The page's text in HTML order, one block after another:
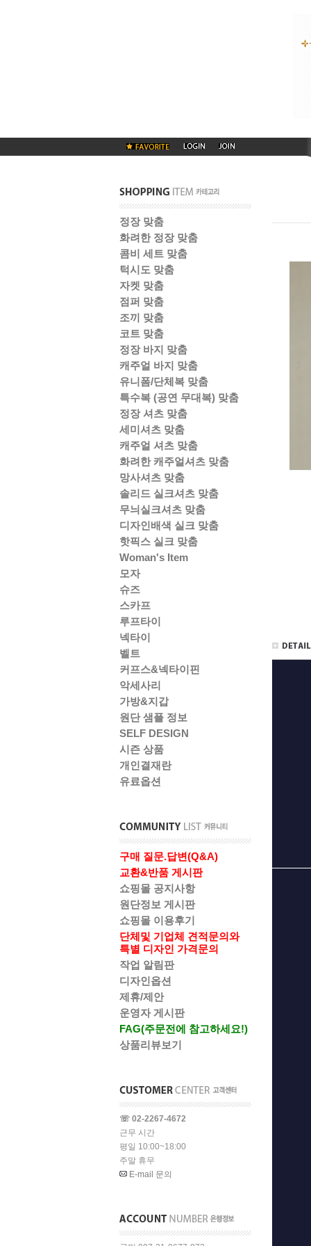
정장 맞춤
화려한 정장 맞춤
콤비 세트 맞춤
턱시도 맞춤
자켓 맞춤
점퍼 맞춤
조끼 맞춤
코트 맞춤
정장 바지 맞춤
캐주얼 바지 맞춤
유니폼/단체복 맞춤
특수복 (공연 무대복) 맞춤
정장 셔츠 맞춤
세미셔츠 맞춤
캐주얼 셔츠 맞춤
화려한 캐주얼셔츠 맞춤
망사셔츠 맞춤
솔리드 실크셔츠 맞춤
무늬실크셔츠 맞춤
디자인배색 실크 맞춤
핫픽스 실크 맞춤
Woman's Item
모자
슈즈
스카프
루프타이
넥타이
벨트
커프스&넥타이핀
악세사리
가방&지갑
원단 샘플 정보
SELF DESIGN
시즌 상품
개인결재란
유료옵션
구매 질문.답변(Q&A)
교환&반품 게시판
쇼핑몰 공지사항
원단정보 게시판
쇼핑몰 이용후기
단체및 기업체 견적문의와
특별 디자인 가격문의
작업 알림판
디자인옵션
제휴/제안
운영자 게시판
FAG(주문전에 참고하세요!)
상품리뷰보기
☏ 02-2267-4672
근무 시간
평일 10:00~18:00
주말 휴무
E-mail 문의